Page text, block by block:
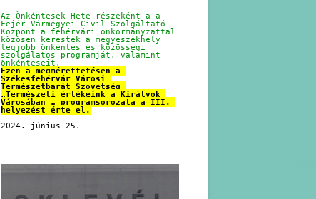
Az Önkéntesek Hete részeként a a
Fejér Vármegyei Civil Szolgáltató
Központ a fehérvári önkormányzattal
közösen keresték a megyeszékhely
legjobb önkéntes és közösségi
szolgálatos programját, valamint
önkénteseit.
Ezen a megmérettetésen a
Székesfehérvár Városi
Természetbarát Szövetség
„Természeti értékeink a Királyok
Városában „ programsorozata a III.
helyezést érte el.
2024. június 25.